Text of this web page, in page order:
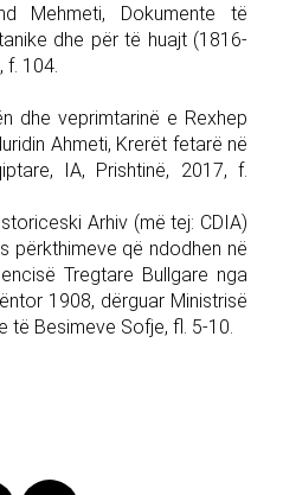
Mehmeti, Dokumente të
dhe për të huajt (1816-
f. 104.
dhe veprimtarinë e Rexhep
Ahmeti, Krerët fetarë në
IA, Prishtinë, 2017, f.
Arhiv (më tej: CDIA)
përkthimeve që ndodhen në
Tregtare Bullgare nga
1908, dërguar Ministrisë
të Besimeve Sofje, fl. 5-10.